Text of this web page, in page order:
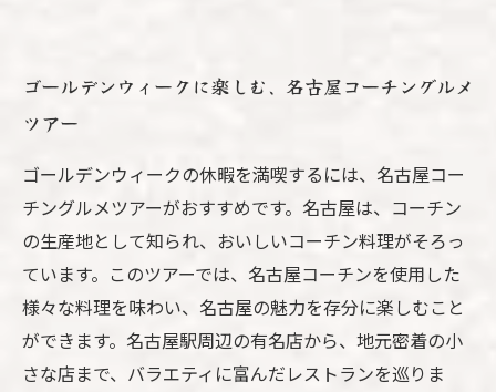
ゴールデンウィークに楽しむ、名古屋コーチングルメ
ツアー
ゴールデンウィークの休暇を満喫するには、名古屋コー
チングルメツアーがおすすめです。名古屋は、コーチン
の生産地として知られ、おいしいコーチン料理がそろっ
ています。このツアーでは、名古屋コーチンを使用した
様々な料理を味わい、名古屋の魅力を存分に楽しむこと
ができます。名古屋駅周辺の有名店から、地元密着の小
さな店まで、バラエティに富んだレストランを巡りま